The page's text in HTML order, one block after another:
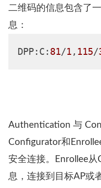
Bootstrapping
该过程由扫描二维码
DPP:C:81/1,115/